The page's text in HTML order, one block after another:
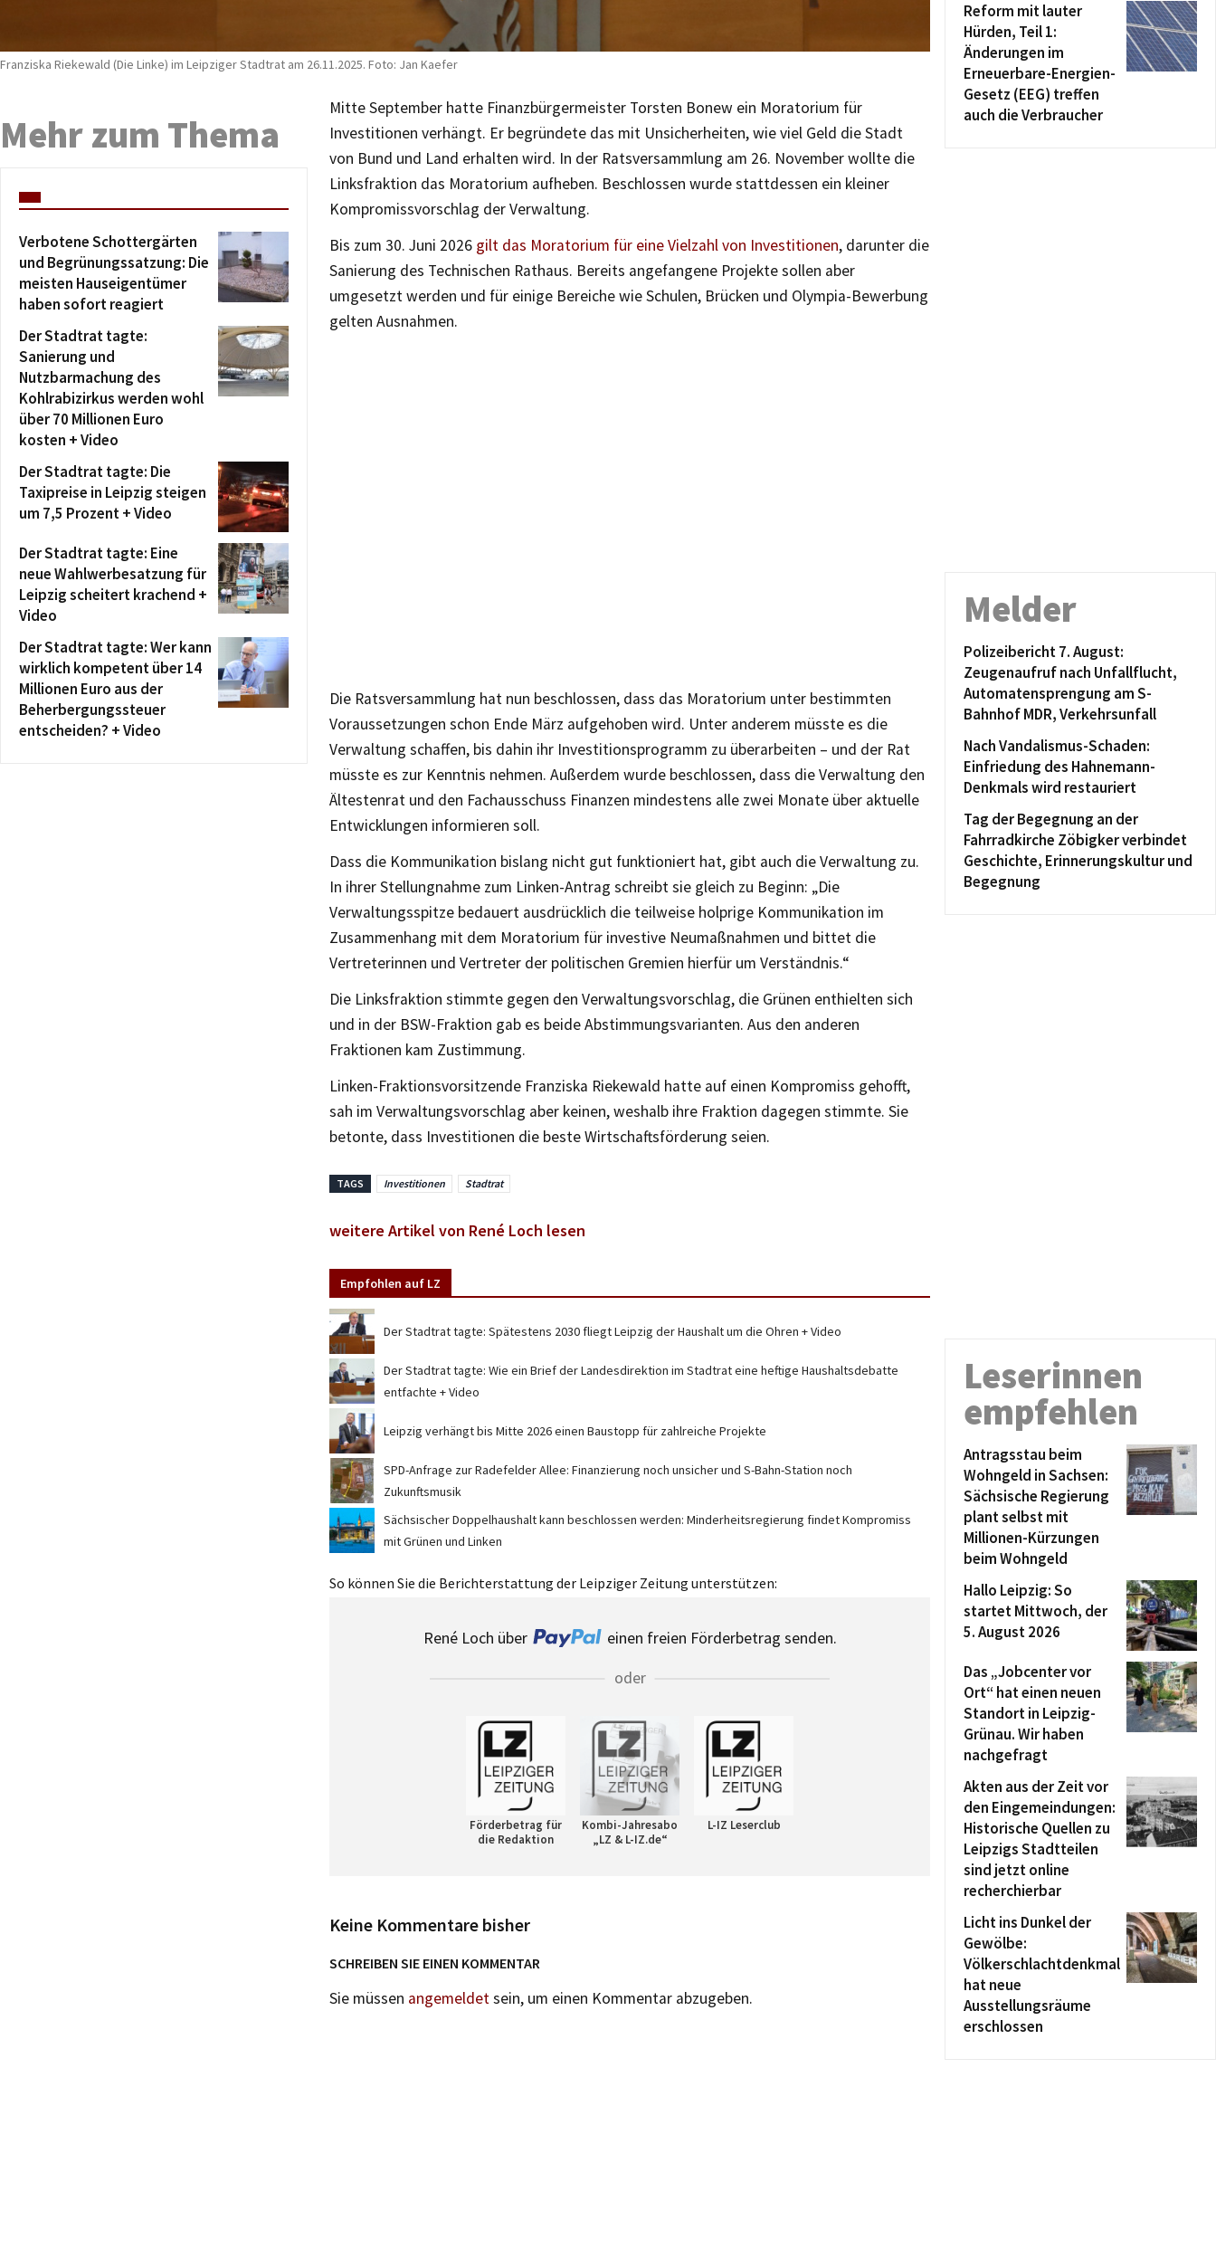
Franziska Riekewald (Die Linke) im Leipziger Stadtrat am 26.11.2025. Foto: Jan Kaefer
Mitte September hatte Finanzbürgermeister Torsten Bonew ein Moratorium für
Investitionen verhängt. Er begründete das mit Unsicherheiten, wie viel Geld die Stadt
von Bund und Land erhalten wird. In der Ratsversammlung am 26. November wollte die
Linksfraktion das Moratorium aufheben. Beschlossen wurde stattdessen ein kleiner
Kompromissvorschlag der Verwaltung.
Bis zum 30. Juni 2026 gilt das Moratorium für eine Vielzahl von Investitionen, darunter die
Sanierung des Technischen Rathaus. Bereits angefangene Projekte sollen aber
umgesetzt werden und für einige Bereiche wie Schulen, Brücken und Olympia-Bewerbung
gelten Ausnahmen.
Die Ratsversammlung hat nun beschlossen, dass das Moratorium unter bestimmten
Voraussetzungen schon Ende März aufgehoben wird. Unter anderem müsste es die
Verwaltung schaffen, bis dahin ihr Investitionsprogramm zu überarbeiten – und der Rat
müsste es zur Kenntnis nehmen. Außerdem wurde beschlossen, dass die Verwaltung den
Ältestenrat und den Fachausschuss Finanzen mindestens alle zwei Monate über aktuelle
Entwicklungen informieren soll.
Dass die Kommunikation bislang nicht gut funktioniert hat, gibt auch die Verwaltung zu.
In ihrer Stellungnahme zum Linken-Antrag schreibt sie gleich zu Beginn: „Die
Verwaltungsspitze bedauert ausdrücklich die teilweise holprige Kommunikation im
Zusammenhang mit dem Moratorium für investive Neumaßnahmen und bittet die
Vertreterinnen und Vertreter der politischen Gremien hierfür um Verständnis.“
Die Linksfraktion stimmte gegen den Verwaltungsvorschlag, die Grünen enthielten sich
und in der BSW-Fraktion gab es beide Abstimmungsvarianten. Aus den anderen
Fraktionen kam Zustimmung.
Linken-Fraktionsvorsitzende Franziska Riekewald hatte auf einen Kompromiss gehofft,
sah im Verwaltungsvorschlag aber keinen, weshalb ihre Fraktion dagegen stimmte. Sie
betonte, dass Investitionen die beste Wirtschaftsförderung seien.
TAGS Investitionen Stadtrat
weitere Artikel von René Loch lesen
Empfohlen auf LZ
Der Stadtrat tagte: Spätestens 2030 fliegt Leipzig der Haushalt um die Ohren + Video
Der Stadtrat tagte: Wie ein Brief der Landesdirektion im Stadtrat eine heftige Haushaltsdebatte
entfachte + Video
Leipzig verhängt bis Mitte 2026 einen Baustopp für zahlreiche Projekte
SPD-Anfrage zur Radefelder Allee: Finanzierung noch unsicher und S-Bahn-Station noch
Zukunftsmusik
Sächsischer Doppelhaushalt kann beschlossen werden: Minderheitsregierung findet Kompromiss
mit Grünen und Linken
So können Sie die Berichterstattung der Leipziger Zeitung unterstützen:
René Loch über
einen freien Förderbetrag senden.
oder
Förderbetrag für
die Redaktion
Kombi-Jahresabo
„LZ & L-IZ.de“
L-IZ Leserclub
Keine Kommentare bisher
SCHREIBEN SIE EINEN KOMMENTAR
Sie müssen angemeldetsein, um einen Kommentar abzugeben.
Mehr zum Thema
Verbotene Schottergärten
und Begrünungssatzung: Die
meisten Hauseigentümer
haben sofort reagiert
Der Stadtrat tagte:
Sanierung und
Nutzbarmachung des
Kohlrabizirkus werden wohl
über 70 Millionen Euro
kosten + Video
Der Stadtrat tagte: Die
Taxipreise in Leipzig steigen
um 7,5 Prozent + Video
Der Stadtrat tagte: Eine
neue Wahlwerbesatzung für
Leipzig scheitert krachend +
Video
Der Stadtrat tagte: Wer kann
wirklich kompetent über 14
Millionen Euro aus der
Beherbergungssteuer
entscheiden? + Video
Reform mit lauter
Hürden, Teil 1:
Änderungen im
Erneuerbare-Energien-
Gesetz (EEG) treffen
auch die Verbraucher
Melder
Polizeibericht 7. August:
Zeugenaufruf nach Unfallflucht,
Automatensprengung am S-
Bahnhof MDR, Verkehrsunfall
Nach Vandalismus-Schaden:
Einfriedung des Hahnemann-
Denkmals wird restauriert
Tag der Begegnung an der
Fahrradkirche Zöbigker verbindet
Geschichte, Erinnerungskultur und
Begegnung
Leserinnen
empfehlen
Antragsstau beim
Wohngeld in Sachsen:
Sächsische Regierung
plant selbst mit
Millionen-Kürzungen
beim Wohngeld
Hallo Leipzig: So
startet Mittwoch, der
5. August 2026
Das „Jobcenter vor
Ort“ hat einen neuen
Standort in Leipzig-
Grünau. Wir haben
nachgefragt
Akten aus der Zeit vor
den Eingemeindungen:
Historische Quellen zu
Leipzigs Stadtteilen
sind jetzt online
recherchierbar
Licht ins Dunkel der
Gewölbe:
Völkerschlachtdenkmal
hat neue
Ausstellungsräume
erschlossen